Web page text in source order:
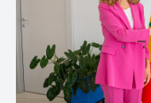
Hydro-
Gestion des
Eau potable